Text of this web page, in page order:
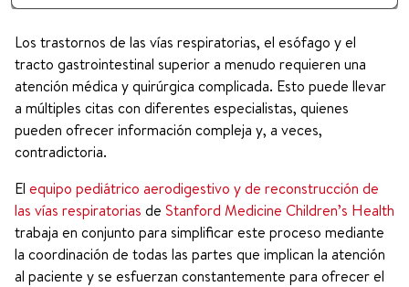
Los trastornos de las vías respiratorias, el esófago y el
tracto gastrointestinal superior a menudo requieren una
atención médica y quirúrgica complicada. Esto puede llevar
a múltiples citas con diferentes especialistas, quienes
pueden ofrecer información compleja y, a veces,
contradictoria.
El equipo pediátrico aerodigestivo y de reconstrucción de
las vías respiratorias de Stanford Medicine Children’s Health
trabaja en conjunto para simplificar este proceso mediante
la coordinación de todas las partes que implican la atención
al paciente y se esfuerzan constantemente para ofrecer el